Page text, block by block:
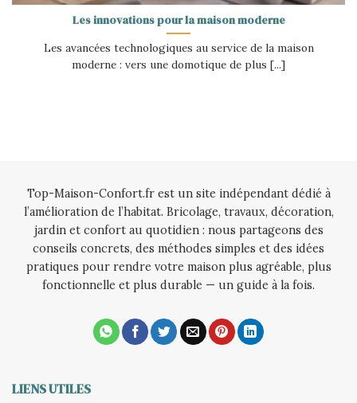
Les innovations pour la maison moderne
Les avancées technologiques au service de la maison
moderne : vers une domotique de plus [...]
Top-Maison-Confort.fr est un site indépendant dédié à
l’amélioration de l’habitat. Bricolage, travaux, décoration,
jardin et confort au quotidien : nous partageons des
conseils concrets, des méthodes simples et des idées
pratiques pour rendre votre maison plus agréable, plus
fonctionnelle et plus durable — un guide à la fois.
LIENS UTILES